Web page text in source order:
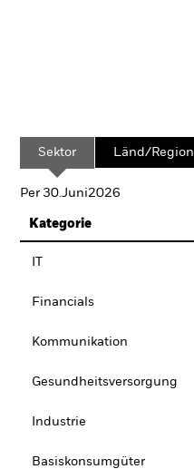
Sektor Länd/Region
Per 30.Juni2026
Kategorie
Financials
Kommunikation
Gesundheitsversorgung
Industrie
Basiskonsumgüter